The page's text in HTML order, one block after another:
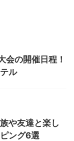
の開催日程！
ル
や友達と楽し
ング6選